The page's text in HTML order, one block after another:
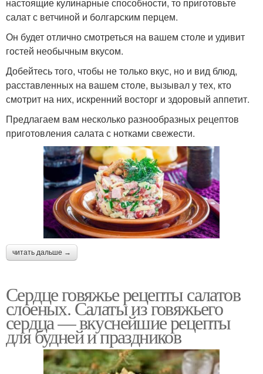
салат с ветчиной и болгарским перцем.
Он будет отлично смотреться на вашем столе и удивит
гостей необычным вкусом.
Добейтесь того, чтобы не только вкус, но и вид блюд,
расставленных на вашем столе, вызывал у тех, кто
смотрит на них, искренний восторг и здоровый аппетит.
Предлагаем вам несколько разнообразных рецептов
приготовления салата с нотками свежести.
читать дальше →
Сердце говяжье рецепты салатов
слоеных. Салаты из говяжьего
сердца — вкуснейшие рецепты
для будней и праздников